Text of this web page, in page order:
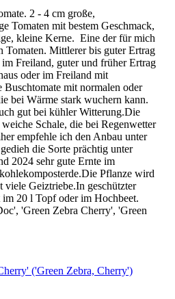
2 - 4 cm große,
Tomaten mit bestem Geschmack,
kleine Kerne. Eine der für mich
Tomaten. Mittlerer bis guter Ertrag
Freiland, guter und früher Ertrag
oder im Freiland mit
Buschtomate mit normalen oder
bei Wärme stark wuchern kann.
gut bei kühler Witterung.Die
Schale, die bei Regenwetter
empfehle ich den Anbau unter
die Sorte prächtig unter
2024 sehr gute Ernte im
Pflanze wird
viele Geiztriebe.In geschützter
20 l Topf oder im Hochbeet.
'Green Zebra Cherry', 'Green